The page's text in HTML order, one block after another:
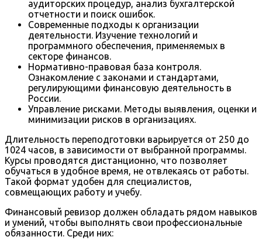
аудиторских процедур, анализ бухгалтерской
отчетности и поиск ошибок.
Современные подходы к организации
деятельности. Изучение технологий и
программного обеспечения, применяемых в
секторе финансов.
Нормативно-правовая база контроля.
Ознакомление с законами и стандартами,
регулирующими финансовую деятельность в
России.
Управление рисками. Методы выявления, оценки и
минимизации рисков в организациях.
Длительность переподготовки варьируется от 250 до
1024 часов, в зависимости от выбранной программы.
Курсы проводятся дистанционно, что позволяет
обучаться в удобное время, не отвлекаясь от работы.
Такой формат удобен для специалистов,
совмещающих работу и учебу.
Финансовый ревизор должен обладать рядом навыков
и умений, чтобы выполнять свои профессиональные
обязанности. Среди них: